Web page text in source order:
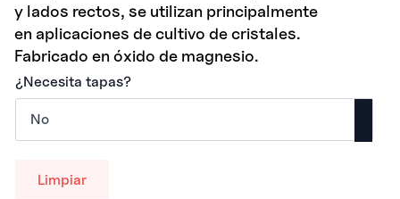
y lados rectos, se utilizan principalmente
en aplicaciones de cultivo de cristales.
Fabricado en óxido de magnesio.
¿Necesita tapas?
Limpiar